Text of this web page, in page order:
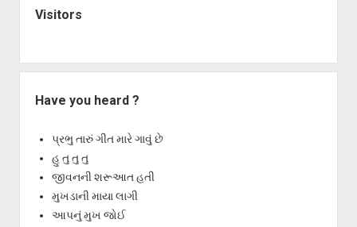
Visitors
Have you heard ?
પ્રભુ તારું ગીત મારે ગાવું છે
હુ તુ તુ તુ
જીવનની શરૂઆત હતી
મુખડાની માયા લાગી
આપનું મુખ જોઈ